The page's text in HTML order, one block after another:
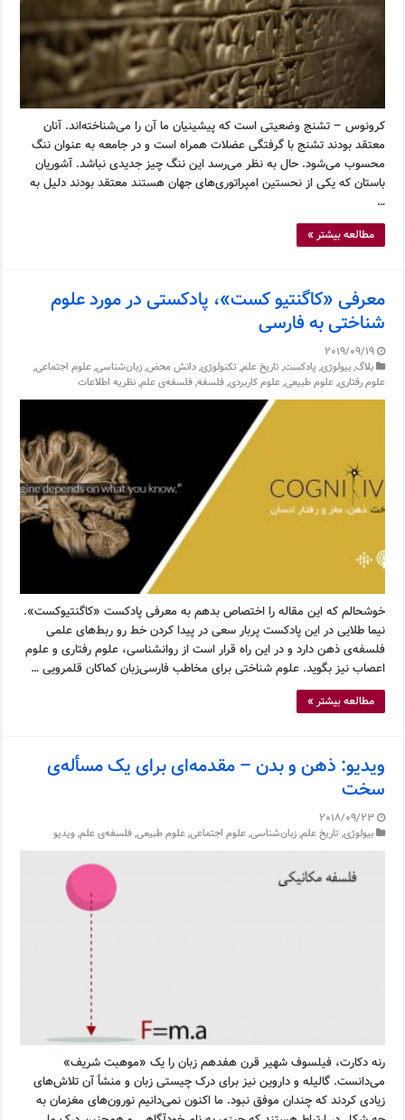
کرونوس – تشنج وضعیتی است که پیشینیان ما آن را می‌شناخته‌اند. آنان
معتقد بودند تشنج با گرفتگی عضلات همراه است و در جامعه به عنوان ننگ
محسوب می‌شود. حال به نظر می‌رسد این ننگ چیز جدیدی نباشد. آشوریان
باستان که یکی از نحستین امپراتوری‌های جهان هستند معتقد بودند دلیل به
…
مطالعه بیشتر »
معرفی «کاگنتیو کست»، پادکستی در مورد علوم
شناختی به فارسی
2019/09/19
بلاگ,بیولوژی, پادکست, تاریخ علم, تکنولوژی,دانش محض,زبان‌شناسی,علوم اجتماعی,
علوم رفتاری,علوم طبیعی,علوم کاربردی,فلسفه,فلسفه‌ی علم,نظریه اطلاعات
خوشحالم که این مقاله را اختصاص بدهم به معرفی پادکست «کاگنتیوکست».
نیما طلایی در این پادکست پربار سعی در پیدا کردن خط رو ربط‌های علمی
فلسفه‌ی ذهن دارد و در این راه قرار است از روانشناسی، علوم رفتاری و علوم
اعصاب نیز بگوید. علوم شناختی برای مخاطب فارسی‌زبان کماکان قلمرویی …
مطالعه بیشتر »
ویدیو: ذهن و بدن – مقدمه‌ای برای یک مسأله‌ی
سخت
2018/09/23
بیولوژی, تاریخ علم,زبان‌شناسی,علوم اجتماعی,علوم طبیعی,فلسفه‌ی علم,ویدیو
رنه دکارت، فیلسوف شهیر قرن هفدهم زبان را یک «موهبت شریف»
می‌دانست. گالیله و داروین نیز برای درک چیستی زبان و منشأ آن تلاش‌های
زیادی کردند که چندان موفق نبود. ما اکنون نمی‌دانیم نورون‌های مغزمان به